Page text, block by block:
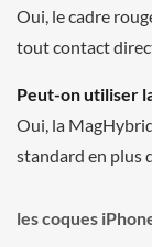
Oui, le cadre
tout contact
Peut-on utiliser
Oui, la
standard en plus
les coques